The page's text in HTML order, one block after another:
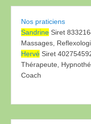
Nos praticiens
Sandrine Siret
Massages,
Hervé Siret
Thérapeute,
Coach